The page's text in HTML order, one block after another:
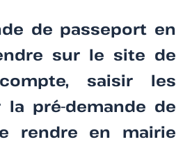
de passeport en
sur le site de
saisir les
pré-demande de
rendre en mairie